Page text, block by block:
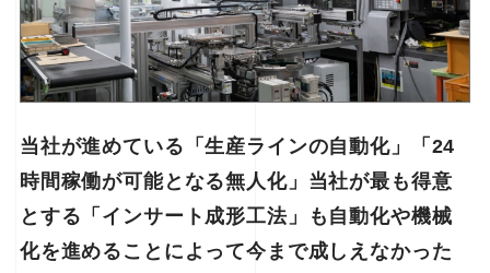
当社が進めている「生産ラインの自動化」「24
時間稼働が可能となる無人化」当社が最も得意
とする「インサート成形工法」も自動化や機械
化を進めることによって今まで成しえなかった